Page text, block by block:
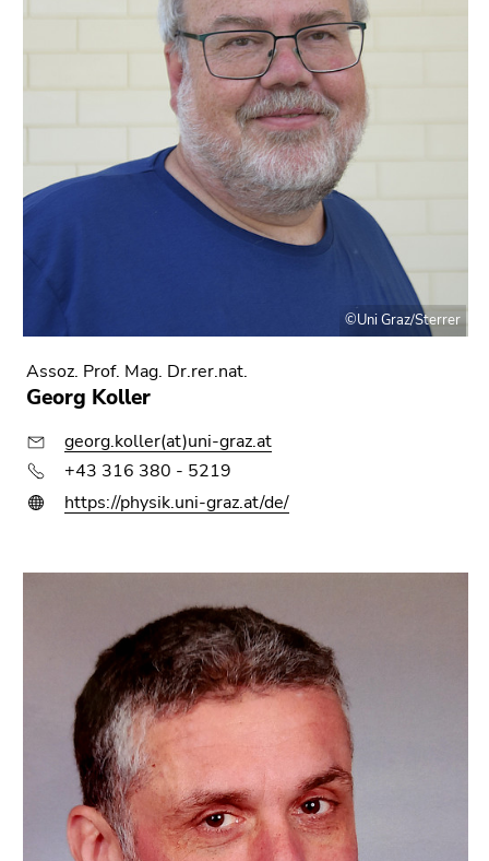
©Uni Graz/Sterrer
Assoz. Prof. Mag. Dr.rer.nat.
Georg Koller
georg.koller(at)uni-graz.at
+43 316 380 - 5219
https://physik.uni-graz.at/de/